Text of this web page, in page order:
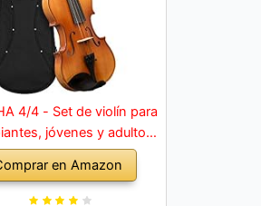
4/4 - Set de violín para
jóvenes y adultos,
con arco, colofonia,
de repuesto, soporte
hombro, maletín, abeto
en Amazon